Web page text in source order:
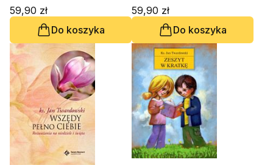
59,90 zł
Do koszyka
59,90 zł
Do koszyka